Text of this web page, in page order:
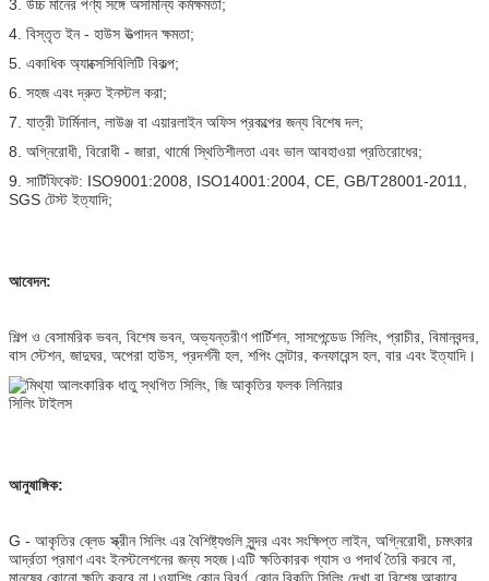
3. উচ্চ মানের পণ্য সঙ্গে অসামান্য কর্মক্ষমতা;
4. বিস্তৃত ইন - হাউস উত্পাদন ক্ষমতা;
5. একাধিক অ্যাক্সেসিবিলিটি বিকল্প;
6. সহজ এবং দ্রুত ইনস্টল করা;
7. যাত্রী টার্মিনাল, লাউঞ্জ বা এয়ারলাইন অফিস প্রকল্পের জন্য বিশেষ দল;
8. অগ্নিরোধী, বিরোধী - জারা, থার্মো স্থিতিশীলতা এবং ভাল আবহাওয়া প্রতিরোধের;
9. সার্টিফিকেট: ISO9001:2008, ISO14001:2004, CE, GB/T28001-2011,
SGS টেস্ট ইত্যাদি;
আবেদন:
শিল্প ও বেসামরিক ভবন, বিশেষ ভবন, অভ্যন্তরীণ পার্টিশন, সাসপেন্ডেড সিলিং, প্রাচীর, বিমানবন্দর,
বাস স্টেশন, জাদুঘর, অপেরা হাউস, প্রদর্শনী হল, শপিং সেন্টার, কনফারেন্স হল, বার এবং ইত্যাদি।
আনুষাঙ্গিক:
G - আকৃতির ব্লেড স্ক্রীন সিলিং এর বৈশিষ্ট্যগুলি সুন্দর এবং সংক্ষিপ্ত লাইন, অগ্নিরোধী, চমৎকার
আর্দ্রতা প্রমাণ এবং ইনস্টলেশনের জন্য সহজ।এটি ক্ষতিকারক গ্যাস ও পদার্থ তৈরি করবে না,